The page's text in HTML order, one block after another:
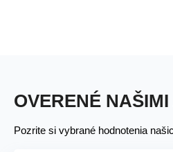
OVERENÉ
Pozrite si vybrané hodnotenia